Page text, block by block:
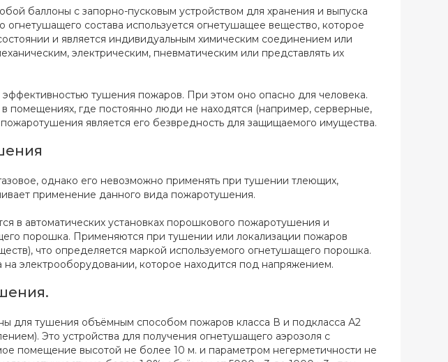
баллоны с запорно-пусковым устройством для хранения и выпуска
огнетушащего состава используется огнетушащее вещество, которое
и является индивидуальным химическим соединением или
электрическим, пневматическим или представлять их
тушения пожаров. При этом оно опасно для человека.
помещениях, где постоянно люди не находятся (например, серверные,
является его безвредность для защищаемого имущества.
однако его невозможно применять при тушении тлеющих,
применение данного вида пожаротушения.
в автоматических установках порошкового пожаротушения и
порошка. Применяются при тушении или локализации пожаров
что определяется маркой используемого огнетушащего порошка.
электрооборудовании, которое находится под напряжением.
для тушения объёмным способом пожаров класса В и подкласса А2
Это устройства для получения огнетушащего аэрозоля с
помещение высотой не более 10 м. и параметром негерметичности не